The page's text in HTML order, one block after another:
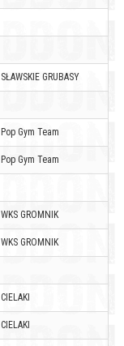
SŁAWSKIE GRUBASY
Pop Gym Team
Pop Gym Team
WKS GROMNIK
WKS GROMNIK
CIELAKI
CIELAKI